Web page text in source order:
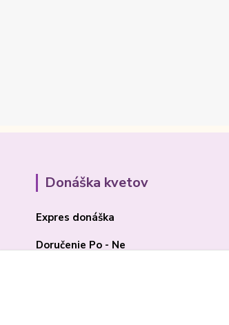
Donáška kvetov
Expres donáška
Doručenie Po - Ne